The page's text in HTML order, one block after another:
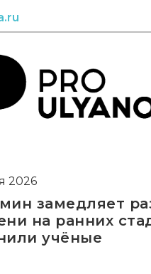
2026
замедляет
на ранних
учёные